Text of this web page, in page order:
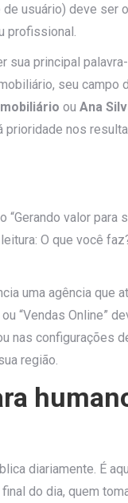
usuário) deve ser
profissional.
sua principal
seu campo
ou Ana
prioridade nos
valor para
O que você
uma agência que
“Vendas Online”
nas configurações
região.
diariamente. É
do dia, quem